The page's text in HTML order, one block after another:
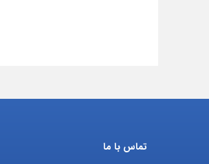
تماس با ما